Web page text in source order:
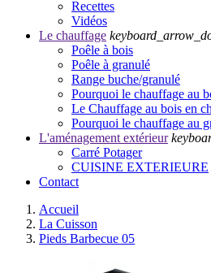
Recettes
Vidéos
Le chauffage
Poêle à bois
Poêle à granulé
Range buche/granulé
Pourquoi le chauffage au
Le Chauffage au bois en
Pourquoi le chauffage au
L'aménagement extérieur
Carré Potager
CUISINE EXTERIEURE
Contact
Accueil
La Cuisson
Pieds Barbecue 05